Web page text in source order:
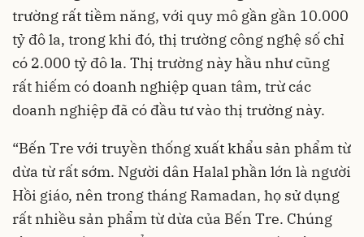
trường rất tiềm năng, với quy mô gần gần 10.000
tỷ đô la, trong khi đó, thị trường công nghệ số chỉ
có 2.000 tỷ đô la. Thị trường này hầu như cũng
rất hiếm có doanh nghiệp quan tâm, trừ các
doanh nghiệp đã có đầu tư vào thị trường này.
“Bến Tre với truyền thống xuất khẩu sản phẩm từ
dừa từ rất sớm. Người dân Halal phần lớn là người
Hồi giáo, nên trong tháng Ramadan, họ sử dụng
rất nhiều sản phẩm từ dừa của Bến Tre. Chúng